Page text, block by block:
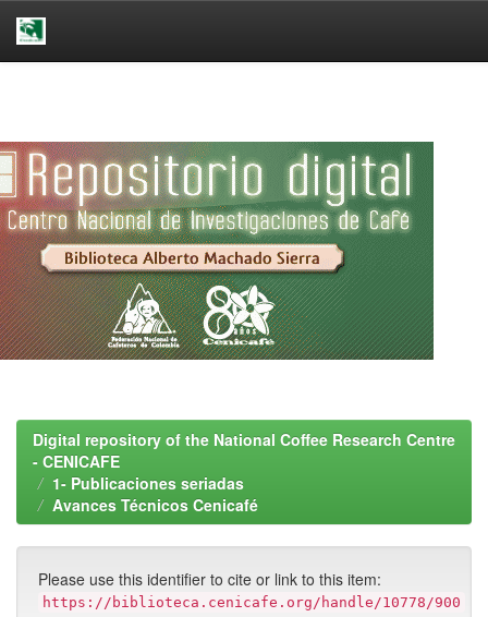
Digital repository of the National Coffee Research Centre
- CENICAFE
1- Publicaciones seriadas
Avances Técnicos Cenicafé
Please use this identifier to cite or link to this item:
https://biblioteca.cenicafe.org/handle/10778/900